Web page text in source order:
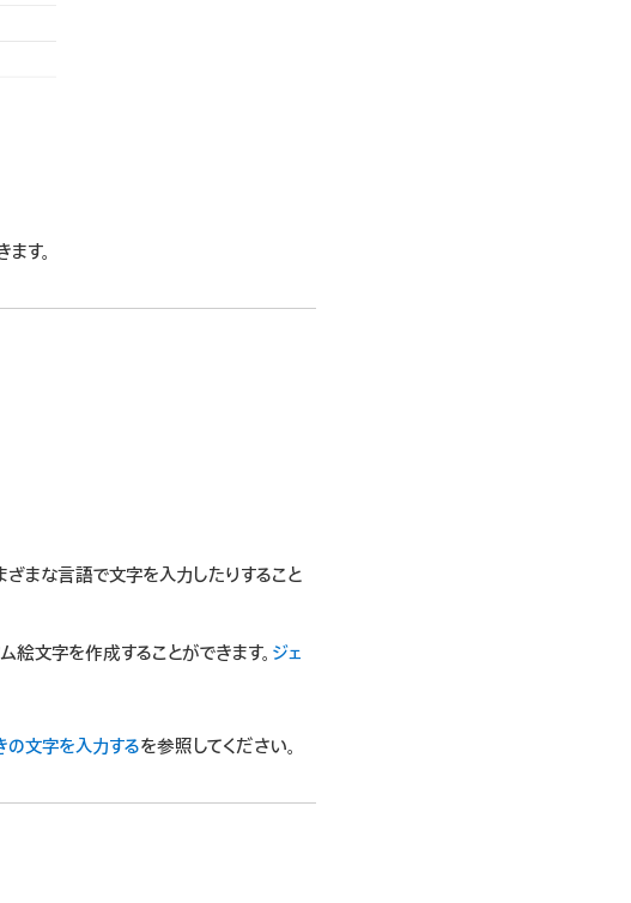
す。
ざまな言語で文字を入力したりすること
文字を作成することができます。 ジェ
の文字を入力するを参照してください。